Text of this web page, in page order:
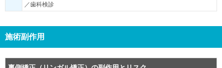
／歯科検診
施術副作用